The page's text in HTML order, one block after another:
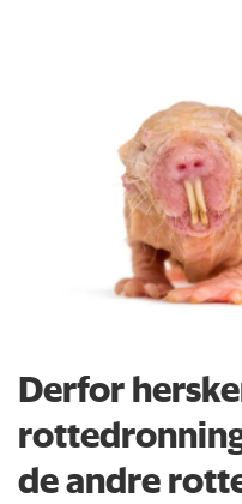
Derfor
de andre